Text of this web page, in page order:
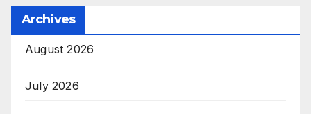
Archives
August 2026
July 2026